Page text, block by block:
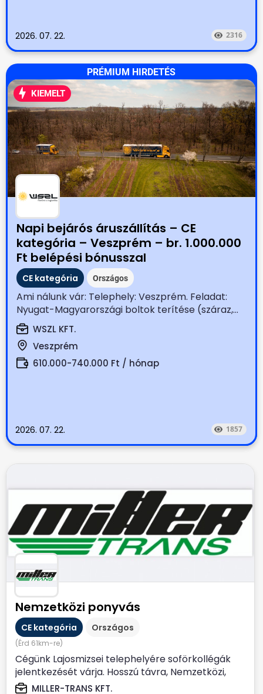
2026. 07. 22. 2316
PRÉMIUM HIRDETÉS
KIEMELT
Napi bejárós áruszállítás – CE
kategória – Veszprém – br. 1.000.000
Ft belépési bónusszal
CE kategória Országos
Ami nálunk vár: Telephely: Veszprém. Feladat:
Nyugat-Magyarországi boltok terítése (száraz,...
WSZL KFT.
Veszprém
610.000-740.000 Ft / hónap
2026. 07. 22. 1857
Nemzetközi ponyvás
CE kategória Országos
(Érd 61km-re)
Cégünk Lajosmizsei telephelyére soförkollégák
jelentkezését várja. Hosszú távra, Nemzetközi,
Ponyvás...
MILLER-TRANS KFT.